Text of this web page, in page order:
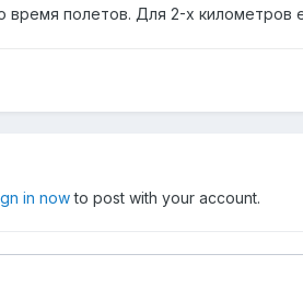
время полетов. Для 2-х километров
in nowto post with your account.